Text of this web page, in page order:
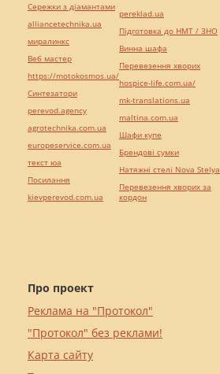
Про проект
Реклама на "Протокол"
"Протокол" без реклами!
Карта сайту
Сережки з діамантами
alliancetechnika.ua
миралинкс
Веб мастер
https://motokosmos.ua/
Синтезатори
perevod.agency
agrotechnika.com.ua
europeservice.com.ua
текст юа
Посилання
kievperevod.com.ua
pereklad.ua
Підготовка до НМТ / ЗНО
Винна шафа
Перевезення хворих
hospice-life.com.ua/
mk-translations.ua
maltina.com.ua
Шафи купе
Брендові сумки
Натяжні стелі Nova Stelya
Перевезення хворих за
кордон